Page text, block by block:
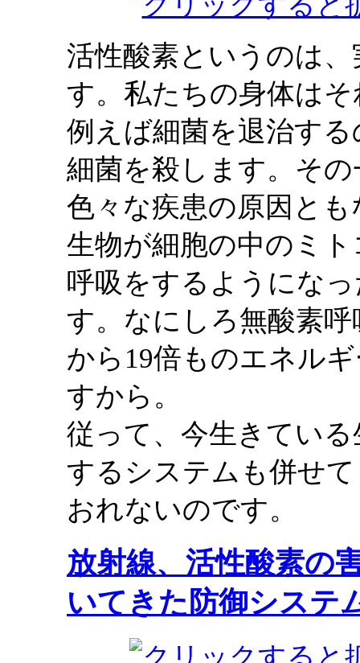
活性酸素というのは
す。私たちの身体は
例えば細菌を退治す
細菌を殺します。そ
色々な疾患の原因と
生物が細胞の中のミ
呼吸をするようにな
す。なにしろ無酸素
から19倍ものエネル
すから。
従って、今生きてい
するシステムも併せ
おれないのです。
放射線、活性酸素の
いてきた防御システ